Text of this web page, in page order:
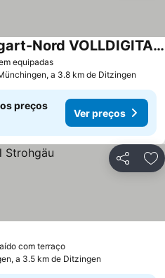
equipadasVer preços
Das Schlafwerk Stuttgart-Nord VOLLDIGITALES HOTEL
a 3.8 km de Ditzingen
preços
Ver preços
Partilhar
com terraçoVer preços
a 3.5 km de Ditzingen